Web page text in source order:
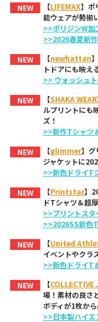
NEW
【LIFEMAX】ポ
能ウェアが勢揃
>>ポリジンW加
>>2026春夏新
NEW
【newhattan
トドアにも映え
>> ウォッシュ
NEW
【SHAKA WEAR
ルプリントにも
ズ！
>>新作Tシャツ
NEW
【glimmer】グ
ジャケットに
>>新色ドライT
NEW
【Printstar】
ドTシャツ＆超
>>プリントス
>>2026SS新色
NEW
【United
イベントやクラ
>>新色ドライT
NEW
【COLLECTIVE
場！素材の良さ
ボディが1枚から
>>日本製ハイ